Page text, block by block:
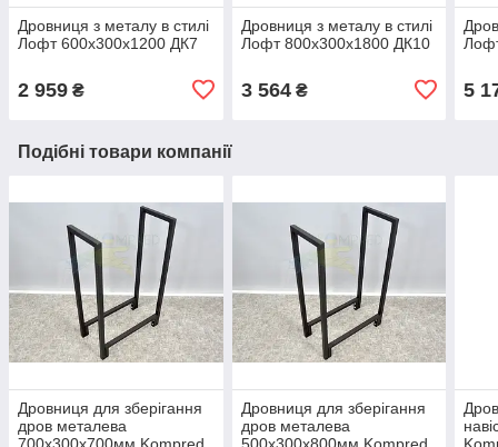
Дровниця з металу в стилі
Лофт 600х300х1200 ДК7
2 959 ₴
Дровниця з металу в стилі
Лофт 800х300х1800 ДК10
3 564₴ 5
Подібні товари компанії
Дровниця для зберігання
дров металева
Дровниця для зберігання
дров металева